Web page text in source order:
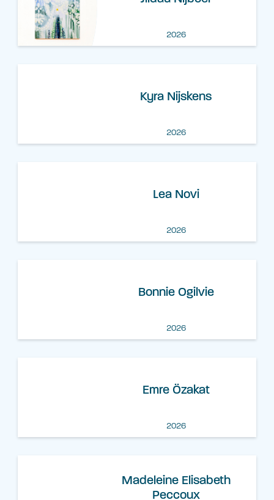
2026
Kyra Nijskens
2026
Lea Novi
2026
Bonnie Ogilvie
2026
Emre Özakat
2026
Madeleine Elisabeth
Peccoux